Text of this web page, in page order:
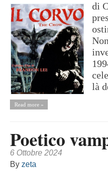
di
là
Read more »
Poetico
6 Ottobre 2024
By zeta